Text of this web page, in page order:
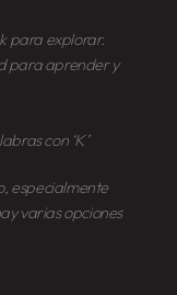
para explorar.
para aprender y
con ‘K’
especialmente
varias opciones